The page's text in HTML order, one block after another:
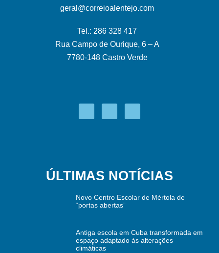
geral@correioalentejo.com
Tel.: 286 328 417
Rua Campo de Ourique, 6 – A
7780-148 Castro Verde
ÚLTIMAS NOTÍCIAS
Novo Centro Escolar de Mértola de
“portas abertas”
Antiga escola em Cuba transformada em
espaço adaptado às alterações
climáticas